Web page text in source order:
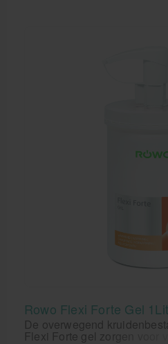
Rowo Flexi Forte Gel
De overwegend
Flexi Forte gel zorgen voor